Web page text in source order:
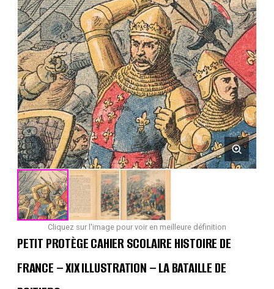
Cliquez sur l'image pour voir en meilleure définition
PETIT PROTÈGE CAHIER SCOLAIRE HISTOIRE DE
FRANCE – XIX ILLUSTRATION – LA BATAILLE DE